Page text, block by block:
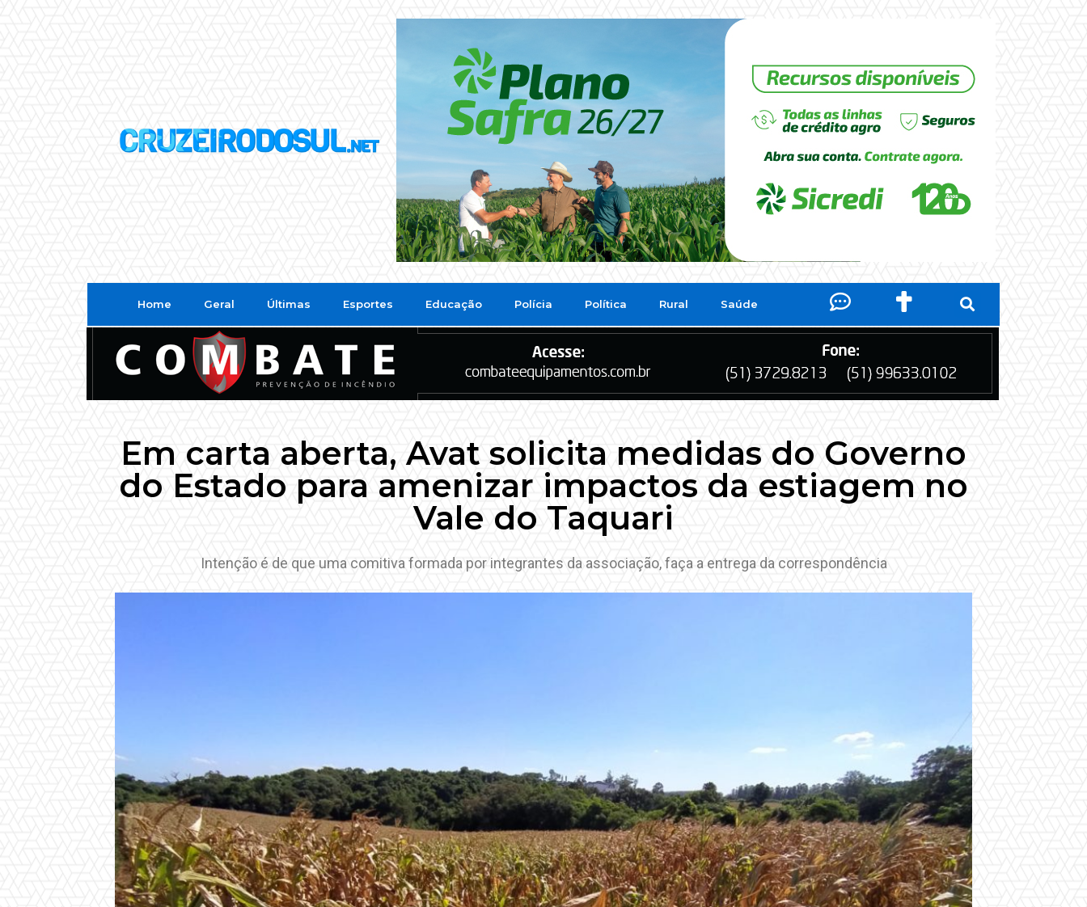
Home Geral Últimas Esportes Educação Polícia Política Rural Saúde
Em carta aberta, Avat solicita medidas do Governo
do Estado para amenizar impactos da estiagem no
Vale do Taquari
Intenção é de que uma comitiva formada por integrantes da associação, faça a entrega da correspondência